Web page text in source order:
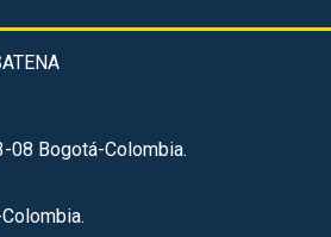
08 Bogotá-Colombia.